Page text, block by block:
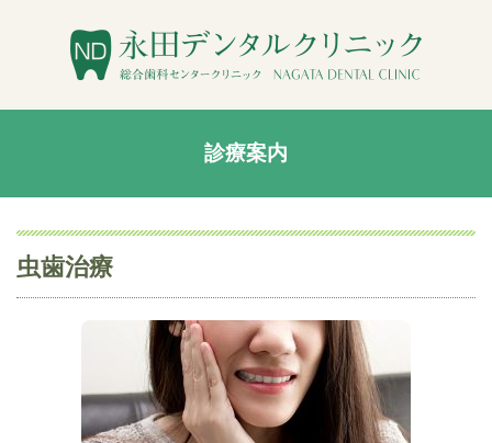
診療案内
虫歯治療